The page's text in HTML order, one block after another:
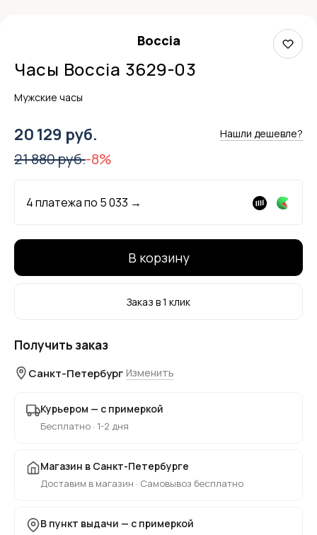
Boccia
Часы Boccia 3629-03
Мужские часы
20 129 руб. Нашли дешевле?
21 880 руб.-8%
4 платежа по 5 033 →
В корзину
Заказ в 1 клик
Получить заказ
Санкт-Петербург Изменить
Курьером — с примеркой
Бесплатно · 1-2 дня
Магазин в Санкт-Петербурге
Доставим в магазин · Самовывоз бесплатно
В пункт выдачи — с примеркой